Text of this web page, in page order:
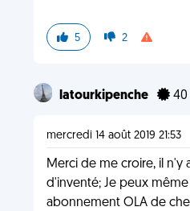
5 2
latourkipenche 40
mercredi 14 août 2019 21:53
Merci de me croire, il n'y
d'inventé; Je peux
abonnement OLA de